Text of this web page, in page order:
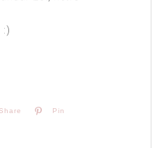
:)
Share Pin